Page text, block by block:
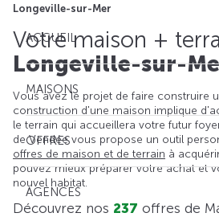
ACCUEIL
MAISONS
OFFRES
AGENCES
Longeville-sur-Mer
Votre maison +
Longeville-sur-
Vous avez le projet de faire construire
construction d'une maison implique
le terrain qui accueillera votre futur
de Vendée vous propose un outil
offres de maison et de terrain à
pouvez mieux préparer votre achat et
nouvel habitat.
Découvrez nos 237 offres de